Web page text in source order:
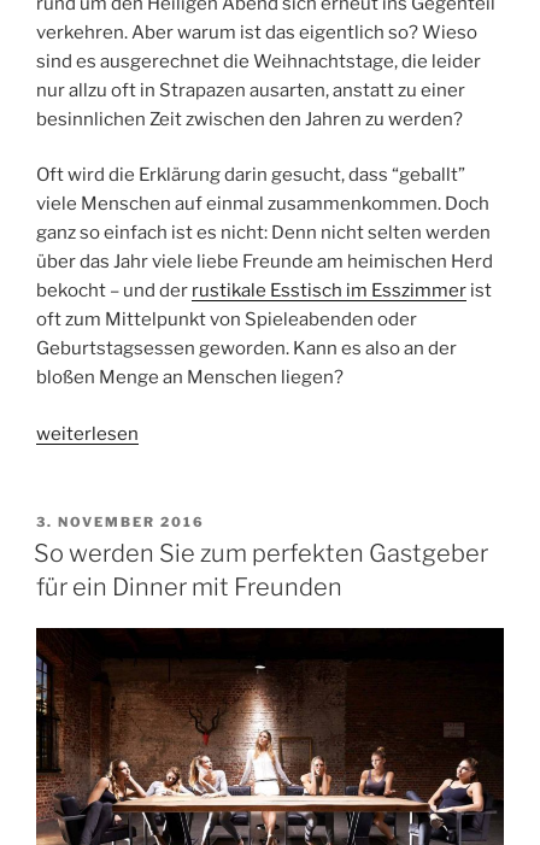
verkehren. Aber warum ist das eigentlich so? Wieso
sind es ausgerechnet die Weihnachtstage, die leider
nur allzu oft in Strapazen ausarten, anstatt zu einer
besinnlichen Zeit zwischen den Jahren zu werden?
Oft wird die Erklärung darin gesucht, dass “geballt”
viele Menschen auf einmal zusammenkommen. Doch
ganz so einfach ist es nicht: Denn nicht selten werden
über das Jahr viele liebe Freunde am heimischen Herd
bekocht – und der rustikale Esstisch im Esszimmer ist
oft zum Mittelpunkt von Spieleabenden oder
Geburtstagsessen geworden. Kann es also an der
bloßen Menge an Menschen liegen?
„Das
der
Großfamilie
stressfrei
weiterlesen
VERÖFFENTLICHT
AM
3. NOVEMBER 2016
So werden Sie zum perfekten Gastgeber
für ein Dinner mit Freunden